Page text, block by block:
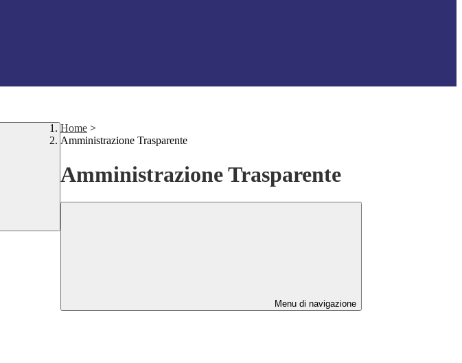
Home >
Amministrazione Trasparente
Amministrazione Trasparente
Menu di navigazione